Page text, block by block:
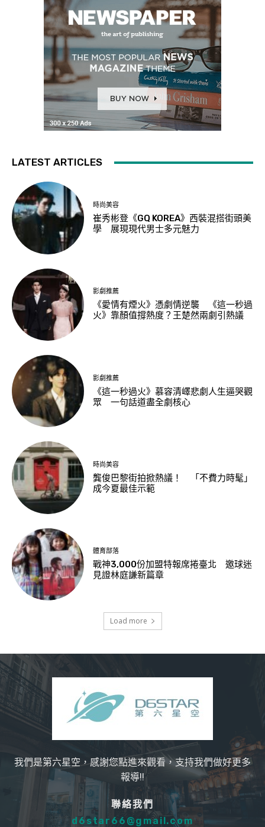
LATEST ARTICLES
時尚美容
崔秀彬登《GQ KOREA》西裝混搭街頭美
學 展現現代男士多元魅力
影劇推薦
《愛情有煙火》憑劇情逆襲 《這一秒過
火》靠顏值撐熱度？王楚然兩劇引熱議
影劇推薦
《這一秒過火》慕容清嶧悲劇人生逼哭觀
眾 一句話道盡全劇核心
時尚美容
龔俊巴黎街拍掀熱議！ 「不費力時髦」
成今夏最佳示範
體育部落
戰神3,000份加盟特報席捲臺北 邀球迷
見證林庭謙新篇章
Load more
我們是第六星空，感謝您點進來觀看，支持我們做好更多
報導!!
聯絡我們
d6star66@gmail.com